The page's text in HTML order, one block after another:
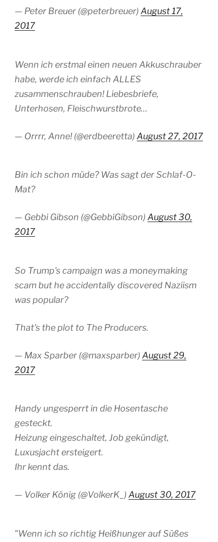
— Peter Breuer (@peterbreuer) August 17,
2017
Wenn ich erstmal einen neuen Akkuschrauber
habe, werde ich einfach ALLES
zusammenschrauben! Liebesbriefe,
Unterhosen, Fleischwurstbrote…
— Orrrr, Anne! (@erdbeeretta) August 27, 2017
Bin ich schon müde? Was sagt der Schlaf-O-
Mat?
— Gebbi Gibson (@GebbiGibson) August 30,
2017
So Trump's campaign was a moneymaking
scam but he accidentally discovered Naziism
was popular?
That's the plot to The Producers.
— Max Sparber (@maxsparber) August 29,
2017
Handy ungesperrt in die Hosentasche
gesteckt.
Heizung eingeschaltet, Job gekündigt,
Luxusjacht ersteigert.
Ihr kennt das.
— Volker König (@VolkerK_) August 30, 2017
"Wenn ich so richtig Heißhunger auf Süßes